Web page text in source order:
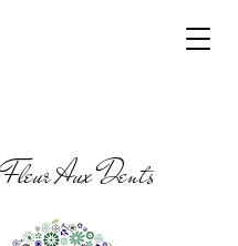
Aux Dents